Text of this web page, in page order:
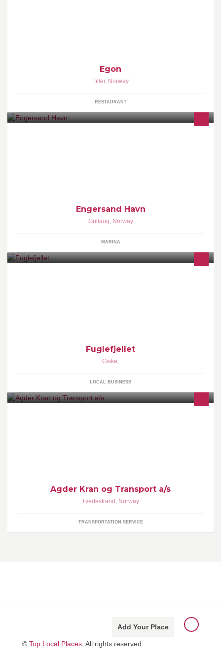
Egon
Tiller, Norway
RESTAURANT
Engersand Havn
Gullaug, Norway
MARINA
Fuglefjellet
Giske,
LOCAL BUSINESS
Agder Kran og Transport a/s
Tvedestrand , Norway
TRANSPORTATION SERVICE
Add Your Place
© Top Local Places , All rights reserved